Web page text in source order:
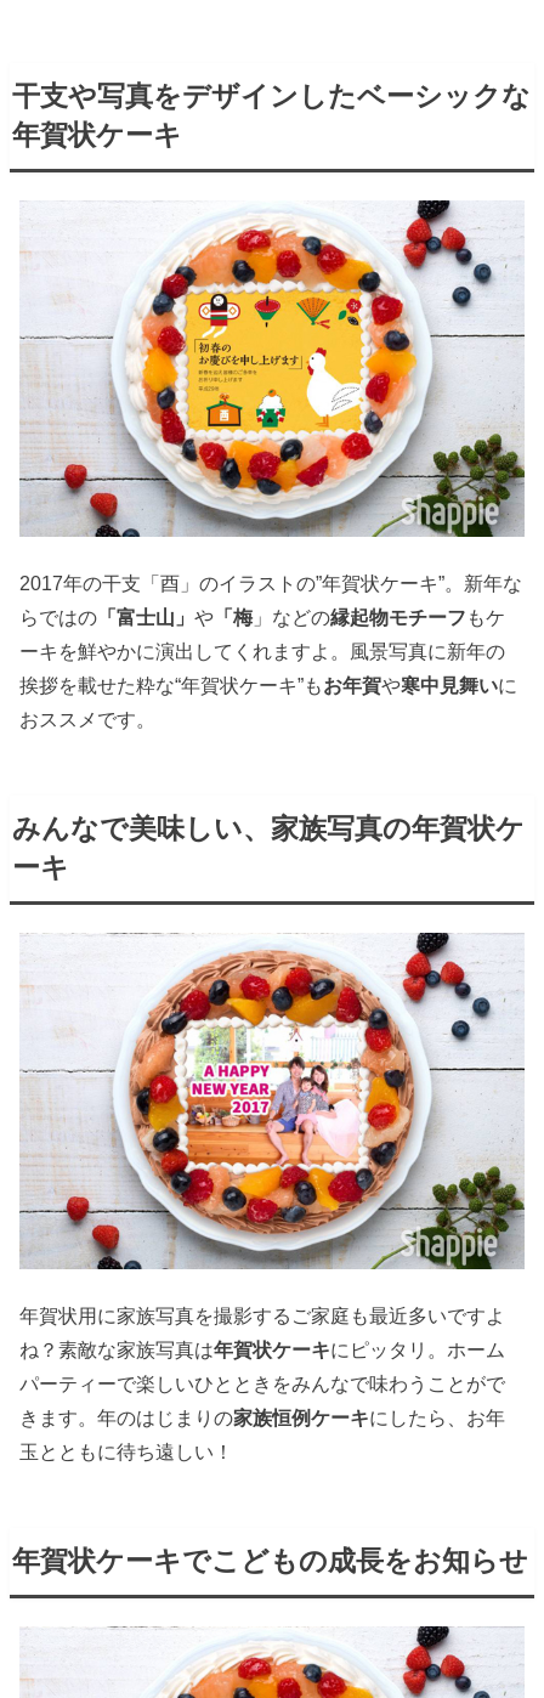
干支や写真をデザインしたベーシックな
年賀状ケーキ
2017年の干支「酉」のイラストの”年賀状ケーキ”。新年な
らではの 「富士山」や 「梅 」などの縁起物モチーフ もケ
ーキを鮮やかに演出してくれますよ。風景写真に新年の
挨拶を載せた粋な“年賀状ケーキ”もお年賀や寒中見舞いに
おススメです。
みんなで美味しい、家族写真の年賀状ケ
ーキ
年賀状用に家族写真を撮影するご家庭も最近多いですよ
ね？素敵な家族写真は年賀状ケーキにピッタリ。ホーム
パーティーで楽しいひとときをみんなで味わうことがで
きます。年のはじまりの家族恒例ケーキにしたら、お年
玉とともに待ち遠しい！
年賀状ケーキでこどもの成長をお知らせ